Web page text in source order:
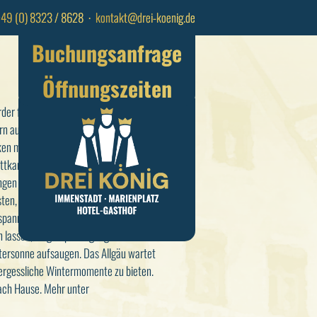
(0) 8323 / 8628 ⋅ kontakt@drei-koenig.de
Buchungsanfrage
Öffnungszeiten
finden im Allgäu ein
Langläufer und Skater. Die
mit über 1.500 Kilometern
Zahlreiche
bieten zudem Weltcup-
Loipen und Sprungschanzen laden
ein. Sie können sich von
lange Spaziergänge
aufsaugen. Das Allgäu wartet
Wintermomente zu bieten.
Hause. Mehr unter